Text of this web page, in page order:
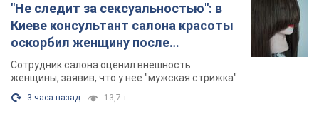
"Не следит за сексуальностью": в
Киеве консультант салона красоты
оскорбил женщину после
химиотерапии, разгорелся скандал.
Фото
Сотрудник салона оценил внешность
женщины, заявив, что у нее "мужская стрижка"
3 часа назад 13,7 т.